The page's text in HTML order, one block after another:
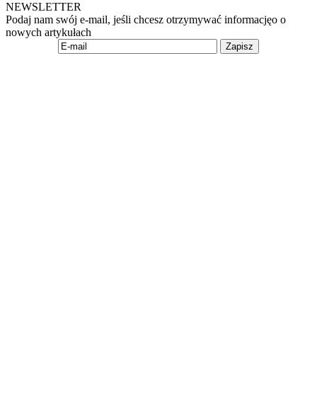
NEWSLETTER
Podaj nam swój e-mail, jeśli chcesz otrzymywać informacjęo o
nowych artykułach
Zapisz